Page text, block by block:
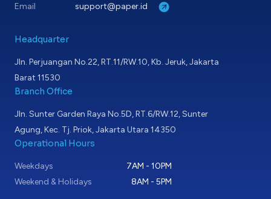
Email
support@paper.id
Headquarter
Jln. Perjuangan No.22, RT.11/RW.10, Kb. Jeruk, Jakarta
Barat 11530
Branch Office
Jln. Sunter Garden Raya No.5D, RT.6/RW.12, Sunter
Agung, Kec. Tj. Priok, Jakarta Utara 14350
Operational Hours
Weekdays
7AM - 10PM
Weekend & Holidays
8AM - 5PM